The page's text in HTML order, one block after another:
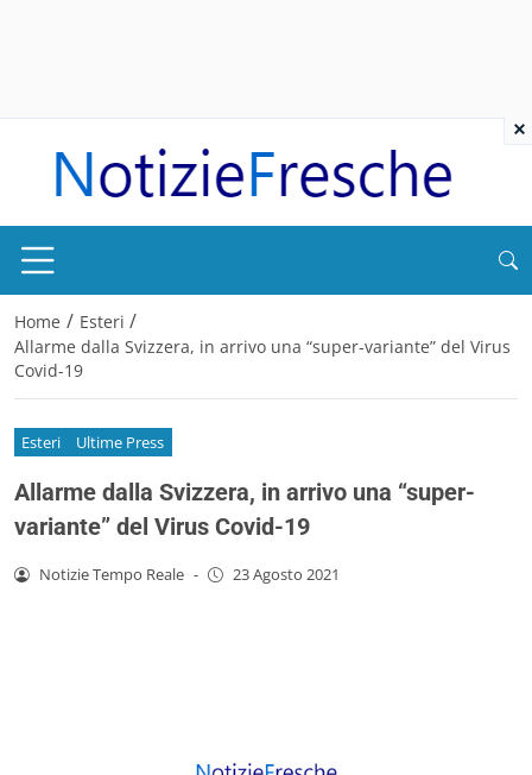
Home / Esteri /
Allarme dalla Svizzera, in arrivo una “super-variante” del Virus
Covid-19
Esteri Ultime Press
Allarme dalla Svizzera, in arrivo una “super-
variante” del Virus Covid-19
Notizie Tempo Reale - 23 Agosto 2021
×